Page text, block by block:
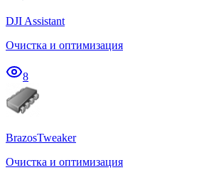
DJI Assistant
Очистка и оптимизация
8
BrazosTweaker
Очистка и оптимизация